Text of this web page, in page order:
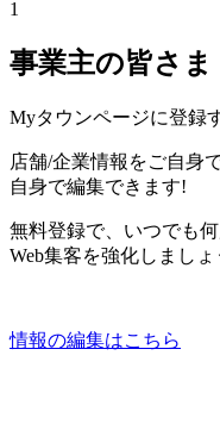
1
事業主の皆さま
Myタウンページに登録
店舗/企業情報をご自身
自身で編集できます!
無料登録で、いつでも
Web集客を強化しましょ
情報の編集はこちら